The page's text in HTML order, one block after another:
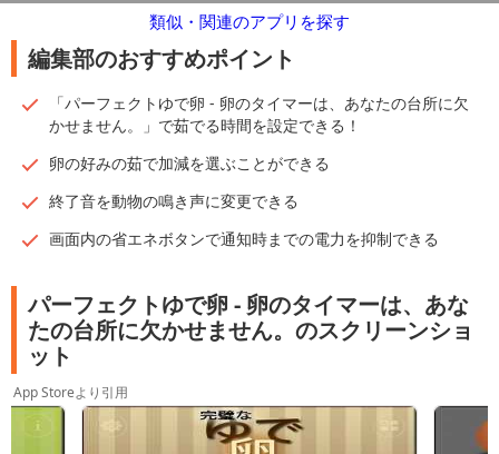
類似・関連のアプリを探す
編集部のおすすめポイント
「パーフェクトゆで卵 - 卵のタイマーは、あなたの台所に欠
かせません。」で茹でる時間を設定できる！
卵の好みの茹で加減を選ぶことができる
終了音を動物の鳴き声に変更できる
画面内の省エネボタンで通知時までの電力を抑制できる
パーフェクトゆで卵 - 卵のタイマーは、あな
たの台所に欠かせません。のスクリーンショ
ット
App Storeより引用